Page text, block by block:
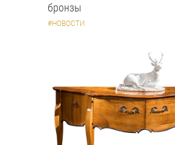
бронзы
#НОВОСТИ